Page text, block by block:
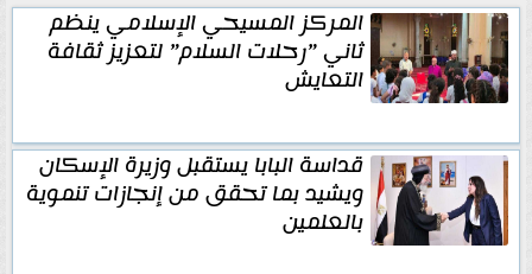
المركز المسيحي الإسلامي ينظم
ثاني ”رحلات السلام” لتعزيز ثقافة
التعايش
قداسة البابا يستقبل وزيرة الإسكان
ويشيد بما تحقق من إنجازات تنموية
بالعلمين